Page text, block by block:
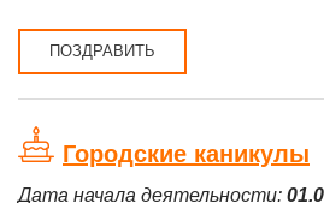
ПОЗДРАВИТЬ
Городские каникулы
Дата начала деятельности: